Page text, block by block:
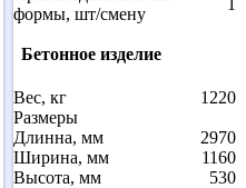
формы, шт/смену
Бетонное изделие
Вес, кг
1220
Размеры
Длинна, мм
2970
Ширина, мм
1160
Высота, мм
530